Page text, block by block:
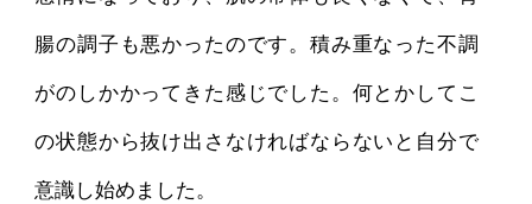
腸の調子も悪かったのです。積み重なった不調
がのしかかってきた感じでした。何とかしてこ
の状態から抜け出さなければならないと自分で
意識し始めました。